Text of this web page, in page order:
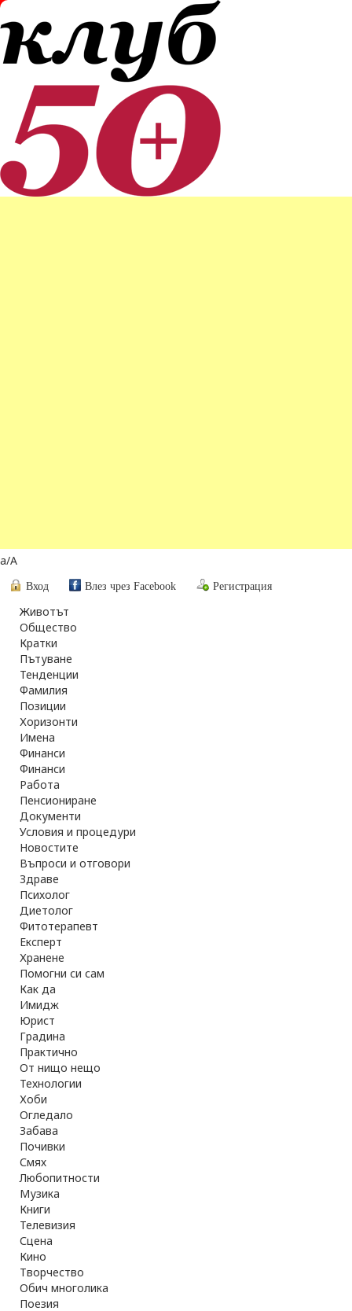
a/A
Вход Влез чрез Facebook Регистрация
Животът
Общество
Кратки
Пътуване
Тенденции
Фамилия
Позиции
Хоризонти
Имена
Финанси
Финанси
Работа
Пенсиониране
Документи
Условия и процедури
Новостите
Въпроси и отговори
Здраве
Психолог
Диетолог
Фитотерапевт
Експерт
Хранене
Помогни си сам
Как да
Имидж
Юрист
Градина
Практично
От нищо нещо
Технологии
Хоби
Огледало
Забава
Почивки
Смях
Любопитности
Музика
Книги
Телевизия
Сцена
Кино
Творчество
Обич многолика
Поезия